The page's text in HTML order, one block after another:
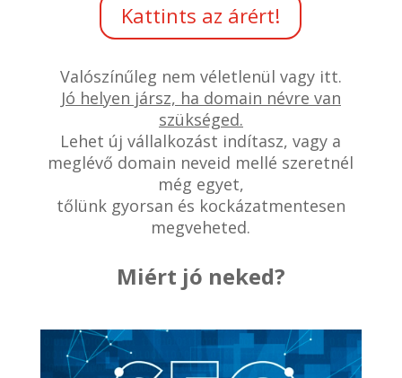
Kattints az árért!
Valószínűleg nem véletlenül vagy itt.
Jó helyen jársz, ha domain névre van
szükséged.
Lehet új vállalkozást indítasz, vagy a
meglévő domain neveid mellé szeretnél
még egyet,
tőlünk gyorsan és kockázatmentesen
megveheted.
Miért jó neked?